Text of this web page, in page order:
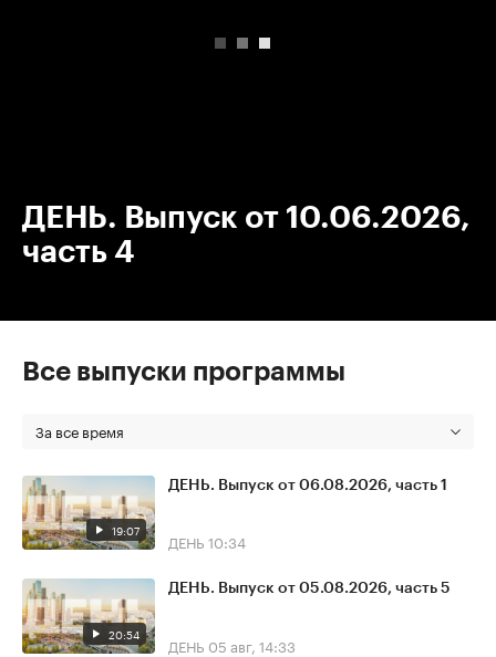
ДЕНЬ. Выпуск от 10.06.2026,
часть 4
Все выпуски программы
За все время
19:07
ДЕНЬ. Выпуск от 06.08.2026, часть 1
ДЕНЬ 10:34
20:54
ДЕНЬ. Выпуск от 05.08.2026, часть 5
ДЕНЬ 05 авг, 14:33